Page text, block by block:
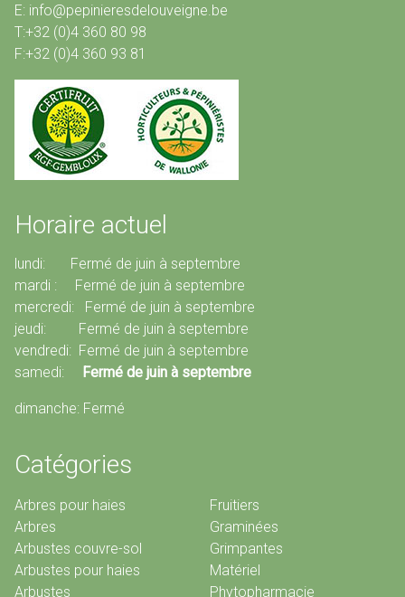
E: info@pepinieresdelouveigne.be
T:+32 (0)4 360 80 98
F:+32 (0)4 360 93 81
Horaire actuel
lundi: Fermé de juin à septembre
mardi : Fermé de juin à septembre
mercredi: Fermé de juin à septembre
jeudi: Fermé de juin à septembre
vendredi: Fermé de juin à septembre
samedi:
Fermé de juin à septembre
dimanche: Fermé
Catégories
Arbres pour haies
Arbres
Arbustes couvre-sol
Arbustes pour haies
Arbustes
Fruitiers
Graminées
Grimpantes
Matériel
Phytopharmacie